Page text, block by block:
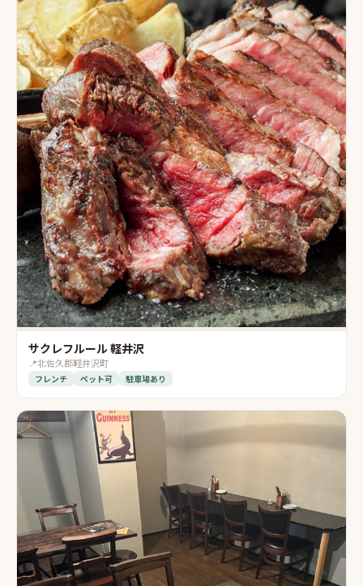
サクレフルール 軽井沢
📍北佐久郡軽井沢町
フレンチ ペット可 駐車場あり